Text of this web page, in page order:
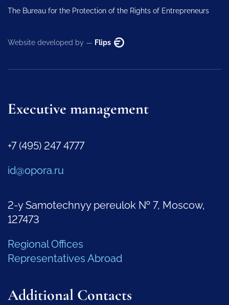
The Bureau for the Protection of the Rights of Entrepreneurs
Website developed by — Flips
Executive management
+7 (495) 247 4777
id@opora.ru
2-y Samotechnyy pereulok № 7, Moscow,
127473
Regional Offices
Representatives Abroad
Additional Contacts